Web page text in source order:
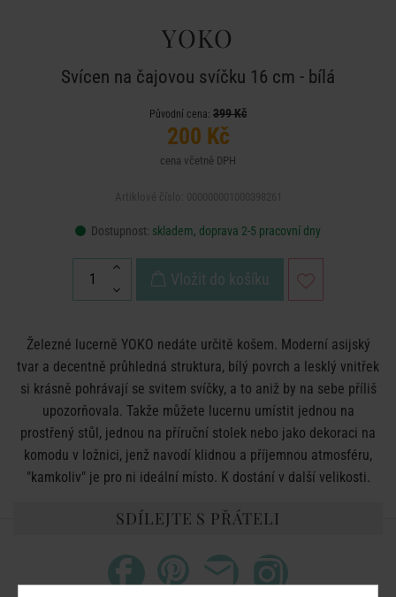
YOKO
Svícen na čajovou svíčku 16 cm - bílá
Původní cena: 399 Kč
200 Kč
cena včetně DPH
Dostupnost: skladem, doprava 2-5 pracovní dny
Vložit do košíku
Železné lucerně YOKO nedáte určitě košem. Moderní asijský
tvar a decentně průhledná struktura, bílý povrch a lesklý vnitřek
si krásně pohrávají se svitem svíčky, a to aniž by na sebe příliš
upozorňovala. Takže můžete lucernu umístit jednou na
prostřený stůl, jednou na příruční stolek nebo jako dekoraci na
komodu v ložnici, jenž navodí klidnou a příjemnou atmosféru,
"kamkoliv" je pro ni ideální místo. K dostání v další velikosti.
SDÍLEJTE S PŘÁTELI